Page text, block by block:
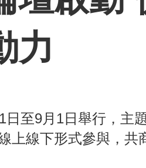
力
至9月1日舉行，主
上線下形式參與，共